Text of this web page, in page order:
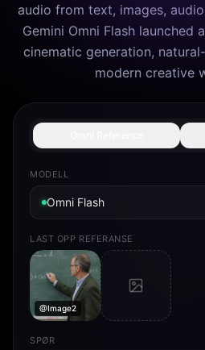
audio from text, images,
Gemini Omni Flash launched
cinematic generation,
modern creative
MODELL
Omni Flash
LAST OPP REFERANSE
@Image2
SPØR